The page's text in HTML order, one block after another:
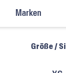
Marken
Trikots Kurzarm
Größe /